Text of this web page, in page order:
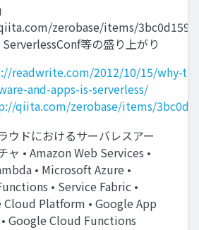
zerobase/items/
等の盛り上がり
readwrite.com/2012/10/15/why-
and-apps-is-serverless/
qiita.com/zerobase/items/
ウドにおけるサーバレスアー
ャ • Amazon Web Services •
• Microsoft Azure •
• Service Fabric •
Cloud Platform • Google App
Google Cloud Functions